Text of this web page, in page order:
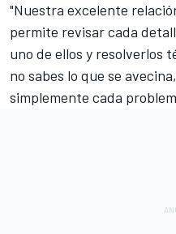
"Nuestra excelente
permite revisar cada
uno de ellos y resolverlos
no sabes lo que se
simplemente cada